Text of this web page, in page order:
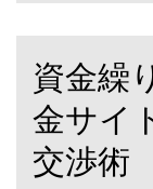
資金繰
金サイ
交渉術